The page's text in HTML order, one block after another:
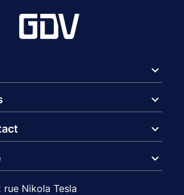
expand_more
expand_more
expand_more
expand_more
rue Nikola Tesla